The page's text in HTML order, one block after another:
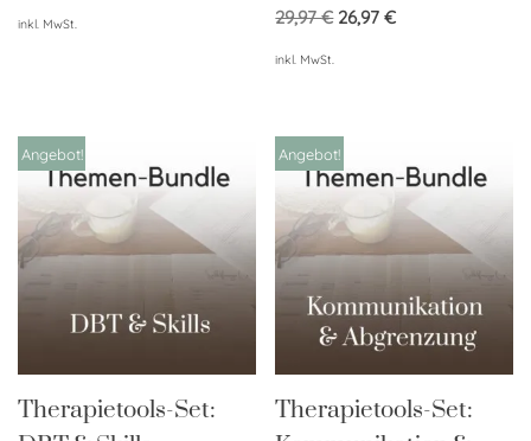
inkl. MwSt.
von 5
29,97€ 26,97€
inkl. MwSt.
Angebot!
Therapietools-Set:
Angebot!
Therapietools-Set: